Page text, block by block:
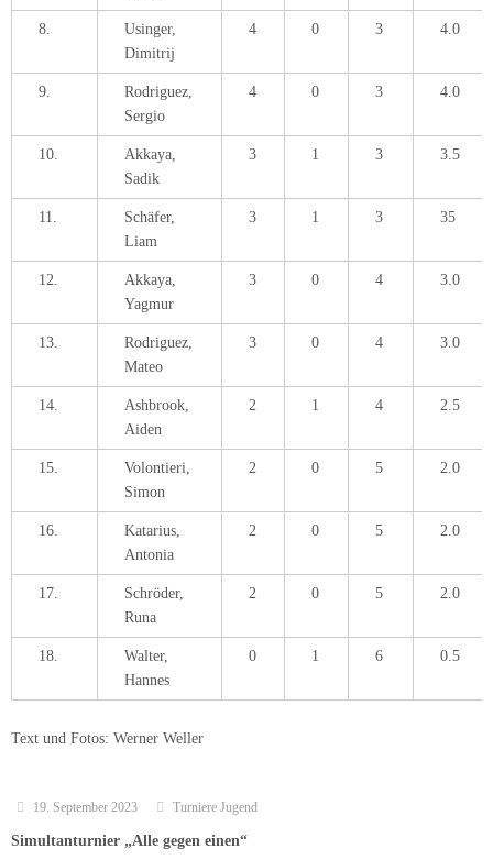
8.
Usinger,
Dimitrij
4 0 3 4.0
9.
Rodriguez,
Sergio
4 0 3 4.0
10.
Akkaya,
Sadik
3 1 3 3.5
11.
Schäfer,
Liam
3 1 3 35
12.
Akkaya,
Yagmur
3 0 4 3.0
13.
Rodriguez,
Mateo
3 0 4 3.0
14.
Ashbrook,
Aiden
2 1 4 2.5
15.
Volontieri,
Simon
2 0 5 2.0
16.
Katarius,
Antonia
2 0 5 2.0
17.
Schröder,
Runa
2 0 5 2.0
18.
Walter,
Hannes
0 1 6 0.5
Text und Fotos: Werner Weller
19. September 2023 Turniere Jugend
Simultanturnier „Alle gegen einen“